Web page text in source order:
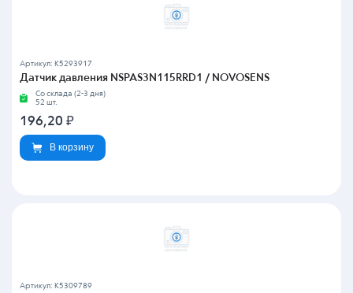
Артикул: K5293917
Датчик давления NSPAS3N115RRD1 / NOVOSENS
Со склада (2-3 дня)
52 шт.
196,20 ₽
В корзину
Артикул: K5309789